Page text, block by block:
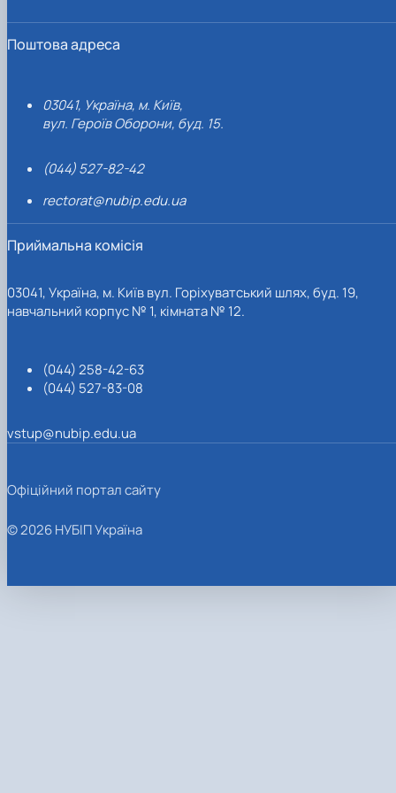
Поштова адреса
03041, Україна, м. Київ,
вул. Героїв Оборони, буд. 15.
(044) 527-82-42
rectorat@nubip.edu.ua
Приймальна комісія
03041, Україна, м. Київ вул. Горіхуватський шлях, буд. 19,
навчальний корпус № 1, кімната № 12.
(044) 258-42-63
(044) 527-83-08
vstup@nubip.edu.ua
Офіційний портал сайту
© 2026 НУБІП Україна